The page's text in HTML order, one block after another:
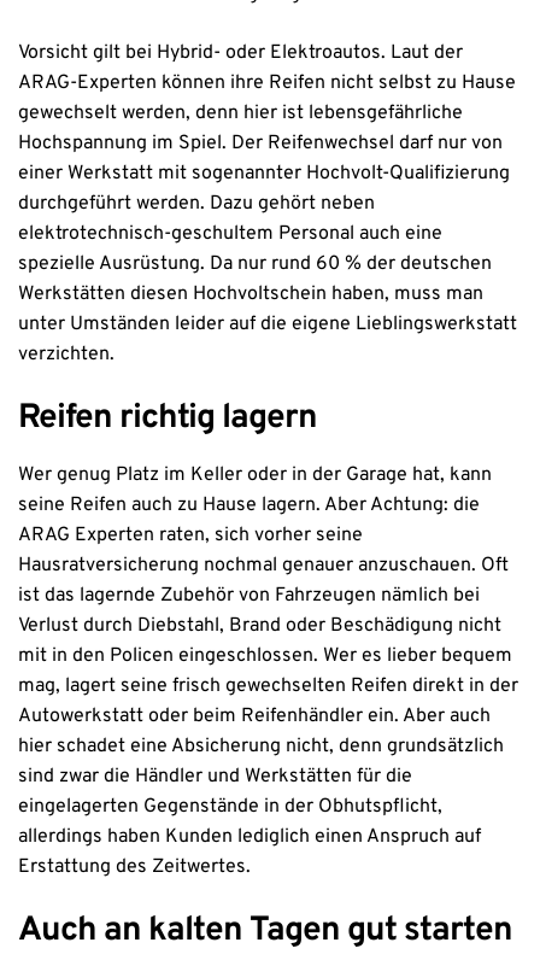
Vorsicht gilt bei Hybrid- oder Elektroautos. Laut der
ARAG-Experten können ihre Reifen nicht selbst zu Hause
gewechselt werden, denn hier ist lebensgefährliche
Hochspannung im Spiel. Der Reifenwechsel darf nur von
einer Werkstatt mit sogenannter Hochvolt-Qualifizierung
durchgeführt werden. Dazu gehört neben
elektrotechnisch-geschultem Personal auch eine
spezielle Ausrüstung. Da nur rund 60 % der deutschen
Werkstätten diesen Hochvoltschein haben, muss man
unter Umständen leider auf die eigene Lieblingswerkstatt
verzichten.
Reifen richtig lagern
Wer genug Platz im Keller oder in der Garage hat, kann
seine Reifen auch zu Hause lagern. Aber Achtung: die
ARAG Experten raten, sich vorher seine
Hausratversicherung nochmal genauer anzuschauen. Oft
ist das lagernde Zubehör von Fahrzeugen nämlich bei
Verlust durch Diebstahl, Brand oder Beschädigung nicht
mit in den Policen eingeschlossen. Wer es lieber bequem
mag, lagert seine frisch gewechselten Reifen direkt in der
Autowerkstatt oder beim Reifenhändler ein. Aber auch
hier schadet eine Absicherung nicht, denn grundsätzlich
sind zwar die Händler und Werkstätten für die
eingelagerten Gegenstände in der Obhutspflicht,
allerdings haben Kunden lediglich einen Anspruch auf
Erstattung des Zeitwertes.
Auch an kalten Tagen gut starten